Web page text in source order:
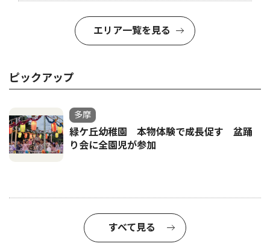
エリア一覧を見る
ピックアップ
多摩
緑ケ丘幼稚園 本物体験で成長促す 盆踊
り会に全園児が参加
すべて見る